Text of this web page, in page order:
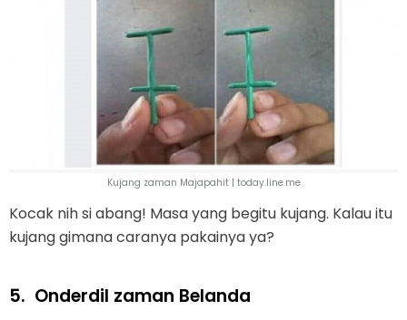
Kujang zaman Majapahit | today.line.me
Kocak nih si abang! Masa yang begitu kujang. Kalau itu
kujang gimana caranya pakainya ya?
5. Onderdil zaman Belanda